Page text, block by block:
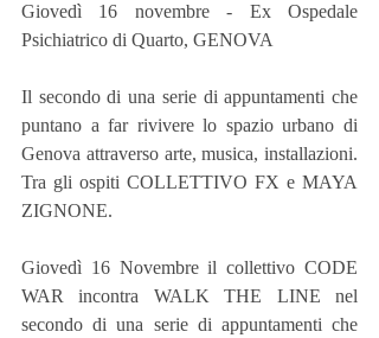
Giovedì 16 novembre - Ex Ospedale
Psichiatrico di Quarto, GENOVA
Il secondo di una serie di appuntamenti che
puntano a far rivivere lo spazio urbano di
Genova attraverso arte, musica, installazioni.
Tra gli ospiti COLLETTIVO FX e MAYA
ZIGNONE.
Giovedì 16 Novembre il collettivo CODE
WAR incontra WALK THE LINE nel
secondo di una serie di appuntamenti che